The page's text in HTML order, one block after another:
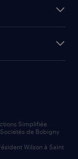
Simplifiée
de Bobigny
Wilson à Saint